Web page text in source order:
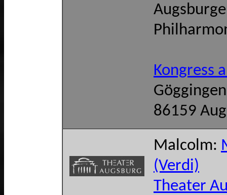
Kongress
86159
Malcolm:
(Verdi)
Theater